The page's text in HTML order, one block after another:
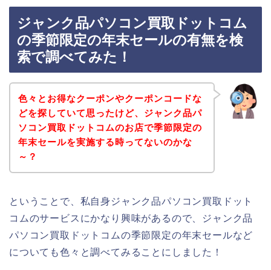
ジャンク品パソコン買取ドットコム
の季節限定の年末セールの有無を検
索で調べてみた！
色々とお得なクーポンやクーポンコードな
どを探していて思ったけど、ジャンク品パ
ソコン買取ドットコムのお店で季節限定の
年末セールを実施する時ってないのかな
～？
ということで、私自身ジャンク品パソコン買取ドット
コムのサービスにかなり興味があるので、ジャンク品
パソコン買取ドットコムの季節限定の年末セールなど
についても色々と調べてみることにしました！